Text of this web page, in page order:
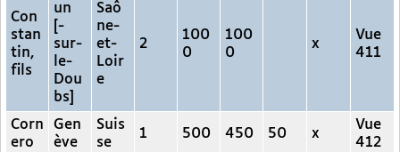
Con
stan
tin,
fils
un
[-
sur-
le-
Dou
bs]
Saô
ne-
et-
Loir
e
2
100
0
100
0
x
Vue
411
Corn
ero
Gen
ève
Suis
se
1 500 450 50 x
Vue
412